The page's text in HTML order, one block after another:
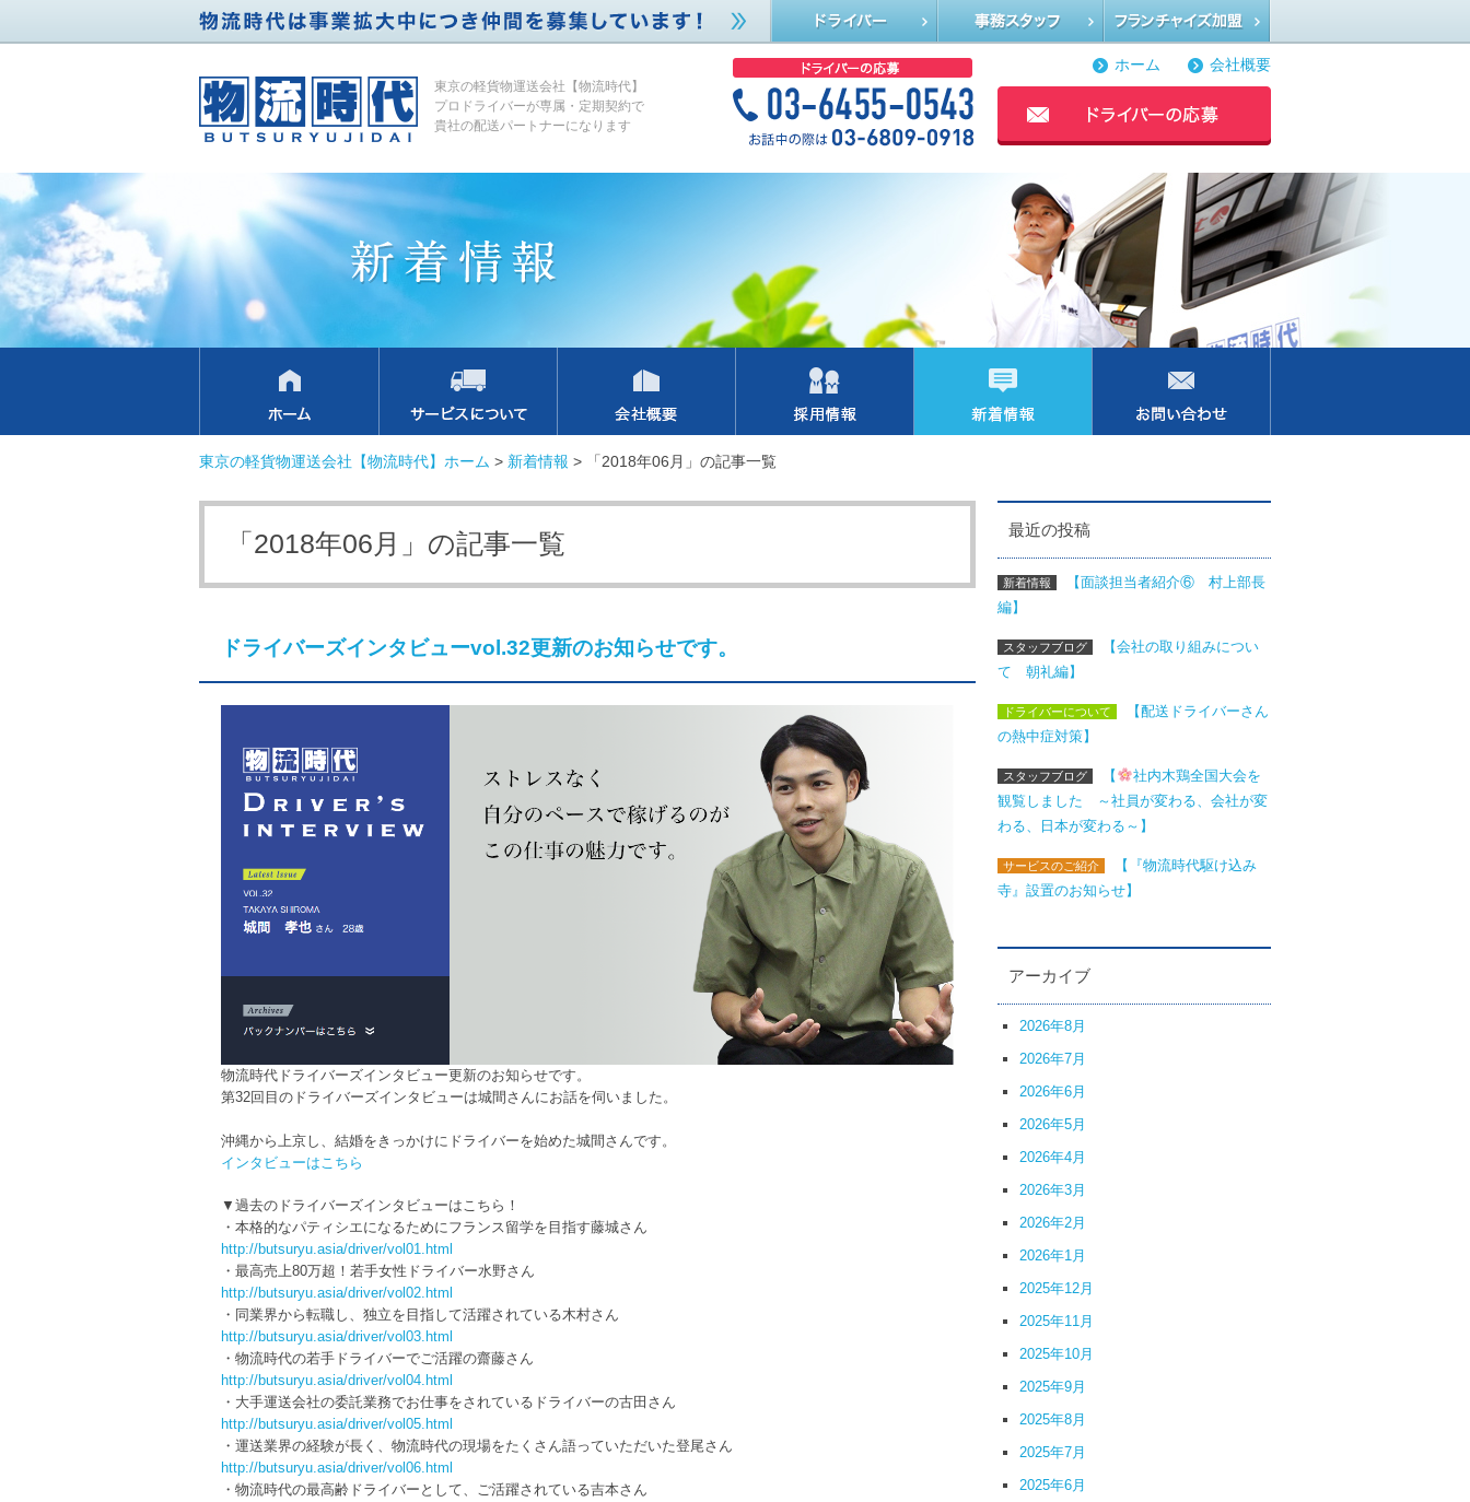
東京の軽貨物運送会社【物流時代】
プロドライバーが専属・定期契約で
貴社の配送パートナーになります
ホーム 会社概要
東京の軽貨物運送会社【物流時代】ホーム > 新着情報 > 「2018年06月」の記事一覧
「2018年06月」の記事一覧
ドライバーズインタビューvol.32更新のお知らせです。
物流時代ドライバーズインタビュー更新のお知らせです。
第32回目のドライバーズインタビューは城間さんにお話を伺いました。
沖縄から上京し、結婚をきっかけにドライバーを始めた城間さんです。
インタビューはこちら
▼過去のドライバーズインタビューはこちら！
・本格的なパティシエになるためにフランス留学を目指す藤城さん
http://butsuryu.asia/driver/vol01.html
・最高売上80万超！若手女性ドライバー水野さん
http://butsuryu.asia/driver/vol02.html
・同業界から転職し、独立を目指して活躍されている木村さん
http://butsuryu.asia/driver/vol03.html
・物流時代の若手ドライバーでご活躍の齋藤さん
http://butsuryu.asia/driver/vol04.html
・大手運送会社の委託業務でお仕事をされているドライバーの古田さん
http://butsuryu.asia/driver/vol05.html
・運送業界の経験が長く、物流時代の現場をたくさん語っていただいた登尾さん
http://butsuryu.asia/driver/vol06.html
・物流時代の最高齢ドライバーとして、ご活躍されている吉本さん
最近の投稿
新着情報
【面談担当者紹介⑥ 村上部長
編】
スタッフブログ
【会社の取り組みについ
て 朝礼編】
ドライバーについて
【配送ドライバーさん
の熱中症対策】
スタッフブログ 【
社内木鶏全国大会を
観覧しました ～社員が変わる、会社が変
わる、日本が変わる～】
サービスのご紹介
【『物流時代駆け込み
寺』設置のお知らせ】
アーカイブ
2026年8月
2026年7月
2026年6月
2026年5月
2026年4月
2026年3月
2026年2月
2026年1月
2025年12月
2025年11月
2025年10月
2025年9月
2025年8月
2025年7月
2025年6月